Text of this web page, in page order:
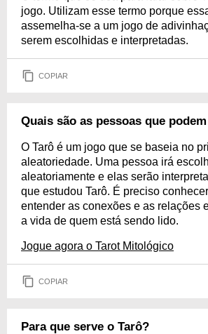
jogo. Utilizam esse termo porque
assemelha-se a um jogo de
serem escolhidas e interpretadas.
COPIAR
Quais são as pessoas que
O Tarô é um jogo que se baseia no
aleatoriedade. Uma pessoa irá
aleatoriamente e elas serão
que estudou Tarô. É preciso
entender as conexões e as relações
a vida de quem está sendo lido.
Jogue agora o Tarot Mitológico
COPIAR
Para que serve o Tarô?